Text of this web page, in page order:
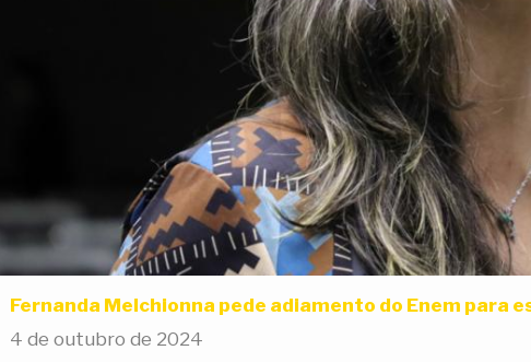
Fernanda Melchionna pede adiamento do Enem para
4 de outubro de 2024